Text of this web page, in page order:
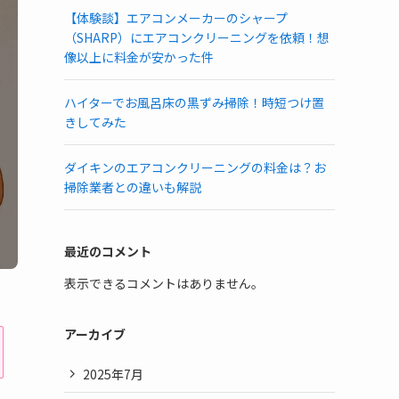
【体験談】エアコンメーカーのシャープ
（SHARP）にエアコンクリーニングを依頼！想
像以上に料金が安かった件
ハイターでお風呂床の黒ずみ掃除！時短つけ置
きしてみた
ダイキンのエアコンクリーニングの料金は？お
掃除業者との違いも解説
最近のコメント
表示できるコメントはありません。
アーカイブ
2025年7月